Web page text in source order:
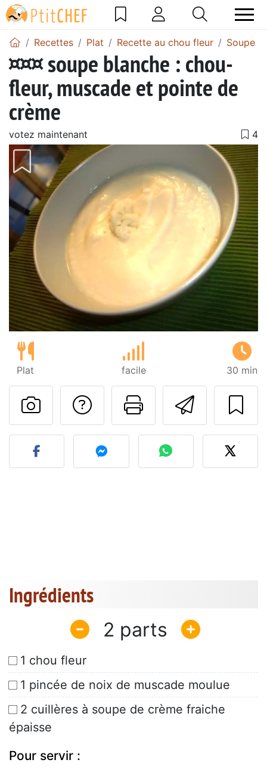
Recettes Plat Recette au chou fleur Soupe
¤¤¤ soupe blanche : chou-
fleur, muscade et pointe de
crème
votez maintenant
Plat facile 30 min
Imprimer
Poser une
Publier votre photo de
Ingrédients
2
1 chou fleur
1 pincée de noix de muscade moulue
2 cuillères à soupe de crème fraiche
épaisse
Pour servir :